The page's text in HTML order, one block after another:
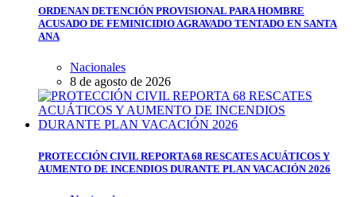
ORDENAN DETENCIÓN PROVISIONAL PARA HOMBRE
ACUSADO DE FEMINICIDIO AGRAVADO TENTADO EN SANTA
ANA
Nacionales
8 de agosto de 2026
PROTECCIÓN CIVIL REPORTA 68 RESCATES ACUÁTICOS Y
AUMENTO DE INCENDIOS DURANTE PLAN VACACIÓN 2026